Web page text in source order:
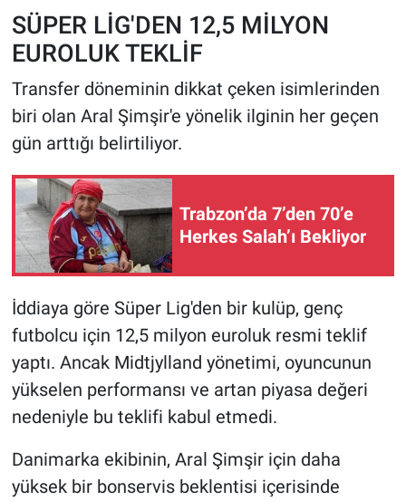
SÜPER LİG'DEN 12,5 MİLYON
EUROLUK TEKLİF
Transfer döneminin dikkat çeken isimlerinden
biri olan Aral Şimşir'e yönelik ilginin her geçen
gün arttığı belirtiliyor.
Trabzon’da 7’den 70’e
Herkes Salah’ı Bekliyor
İddiaya göre Süper Lig'den bir kulüp, genç
futbolcu için 12,5 milyon euroluk resmi teklif
yaptı. Ancak Midtjylland yönetimi, oyuncunun
yükselen performansı ve artan piyasa değeri
nedeniyle bu teklifi kabul etmedi.
Danimarka ekibinin, Aral Şimşir için daha
yüksek bir bonservis beklentisi içerisinde